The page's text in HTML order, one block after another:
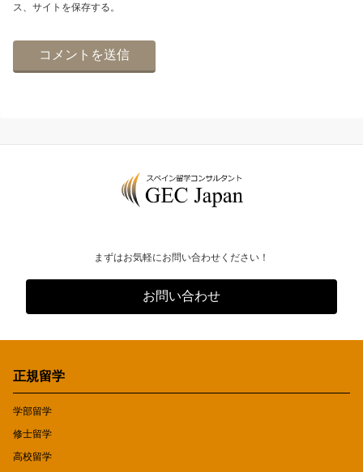
ス、サイトを保存する。
まずはお気軽にお問い合わせください！
お問い合わせ
正規留学
学部留学
修士留学
高校留学